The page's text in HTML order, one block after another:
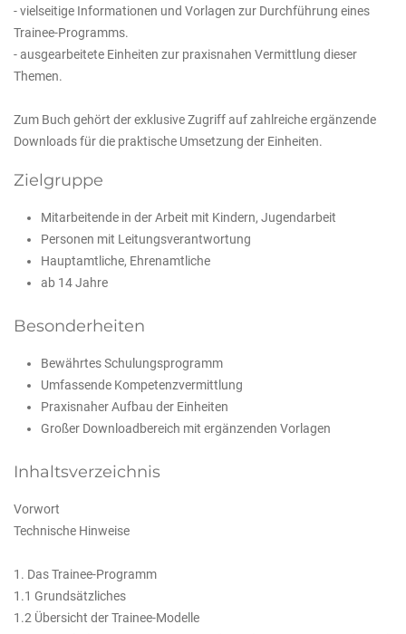
- vielseitige Informationen und Vorlagen zur Durchführung eines
Trainee-Programms.
- ausgearbeitete Einheiten zur praxisnahen Vermittlung dieser
Themen.
Zum Buch gehört der exklusive Zugriff auf zahlreiche ergänzende
Downloads für die praktische Umsetzung der Einheiten.
Zielgruppe
Mitarbeitende in der Arbeit mit Kindern, Jugendarbeit
Personen mit Leitungsverantwortung
Hauptamtliche, Ehrenamtliche
ab 14 Jahre
Besonderheiten
Bewährtes Schulungsprogramm
Umfassende Kompetenzvermittlung
Praxisnaher Aufbau der Einheiten
Großer Downloadbereich mit ergänzenden Vorlagen
Inhaltsverzeichnis
Vorwort
Technische Hinweise
1. Das Trainee-Programm
1.1 Grundsätzliches
1.2 Übersicht der Trainee-Modelle